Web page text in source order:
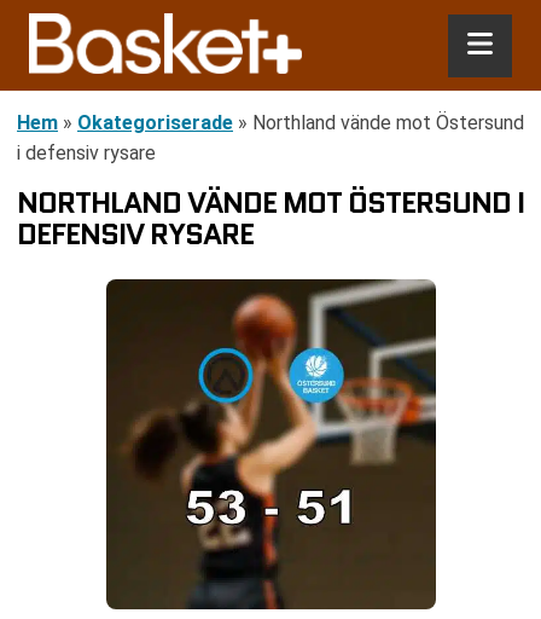
Hem » Okategoriserade » Northland vände mot Östersund
i defensiv rysare
NORTHLAND VÄNDE MOT ÖSTERSUND I
DEFENSIV RYSARE